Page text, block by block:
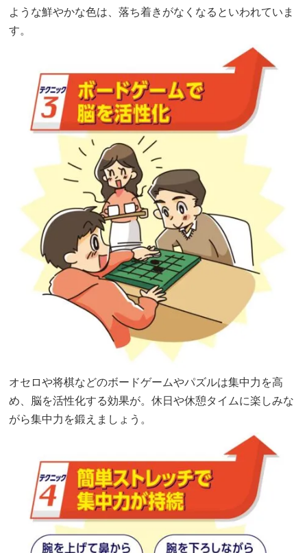
ような鮮やかな色は、落ち着きがなくなるといわれていま
す。
オセロや将棋などのボードゲームやパズルは集中力を高
め、脳を活性化する効果が。休日や休憩タイムに楽しみな
がら集中力を鍛えましょう。